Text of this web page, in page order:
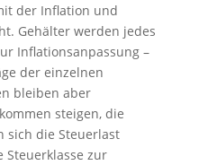
der Inflation und
Gehälter werden jedes
Inflationsanpassung –
der einzelnen
bleiben aber
steigen, die
sich die Steuerlast
Steuerklasse zur